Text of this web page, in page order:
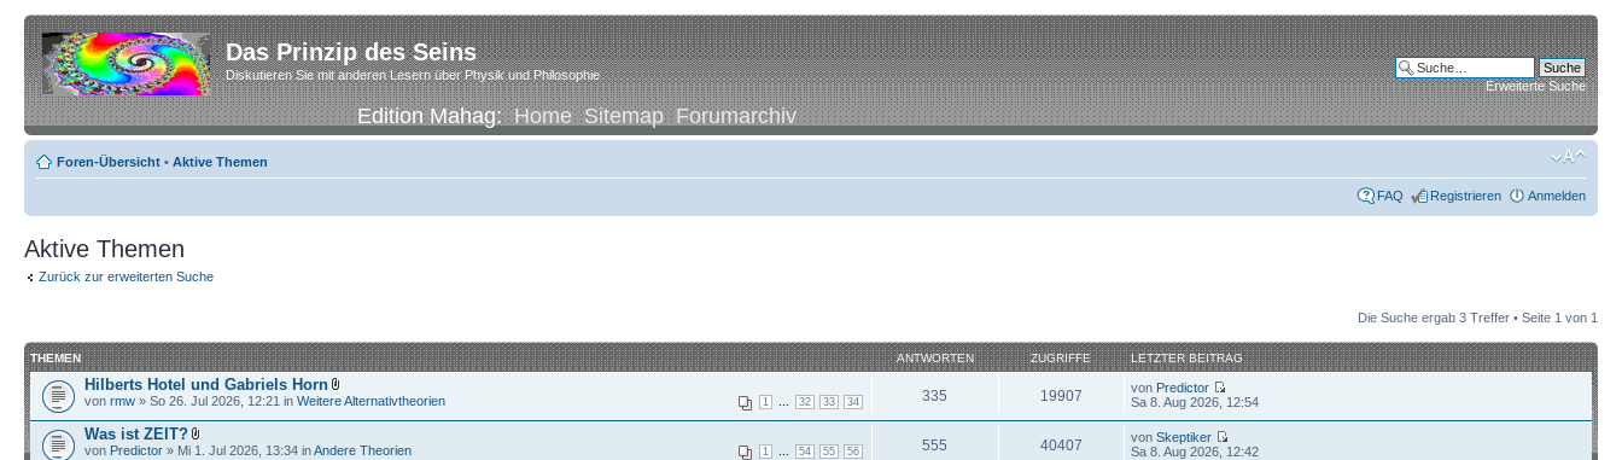
Das Prinzip des Seins
Diskutieren Sie mit anderen Lesern über Physik und Philosophie
Edition Mahag:Home Sitemap Forumarchiv
Erweiterte Suche
Foren-Übersicht • Aktive Themen
FAQ Registrieren Anmelden
Aktive Themen
Zurück zur erweiterten Suche
Die Suche ergab 3 Treffer • Seite 1 von 1
THEMEN ANTWORTEN ZUGRIFFE LETZTER BEITRAG
Hilberts Hotel und Gabriels Horn
1 32 33 34
von rmw » So 26. Jul 2026, 12:21 in Weitere Alternativtheorien 335 19907 von Predictor
Sa 8. Aug 2026, 12:54
Was ist ZEIT?
1 54 55 56
von Predictor » Mi 1. Jul 2026, 13:34 inAndere Theorien 555 40407 vonSkeptiker
Sa 8. Aug 2026, 12:42